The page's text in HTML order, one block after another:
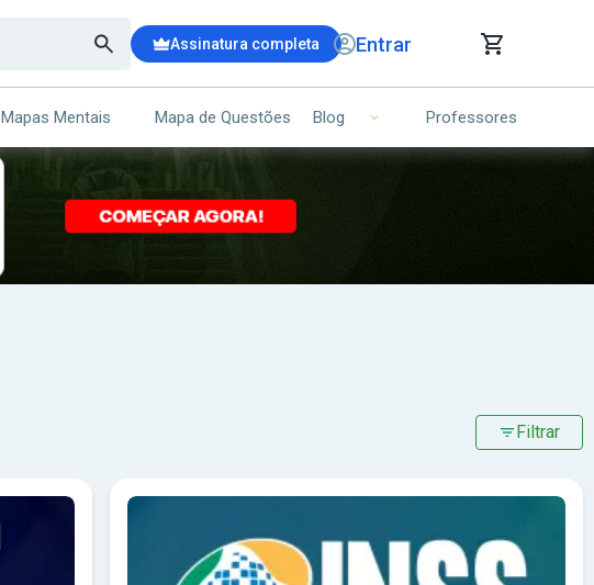
Assinatura completa Entrar
CARRINHO DE COMPRAS
ITENS (00)
Ops!
Seu carrinho ainda está vazio.
Mapas Mentais Mapa de Questões Blog Professores
Filtrar